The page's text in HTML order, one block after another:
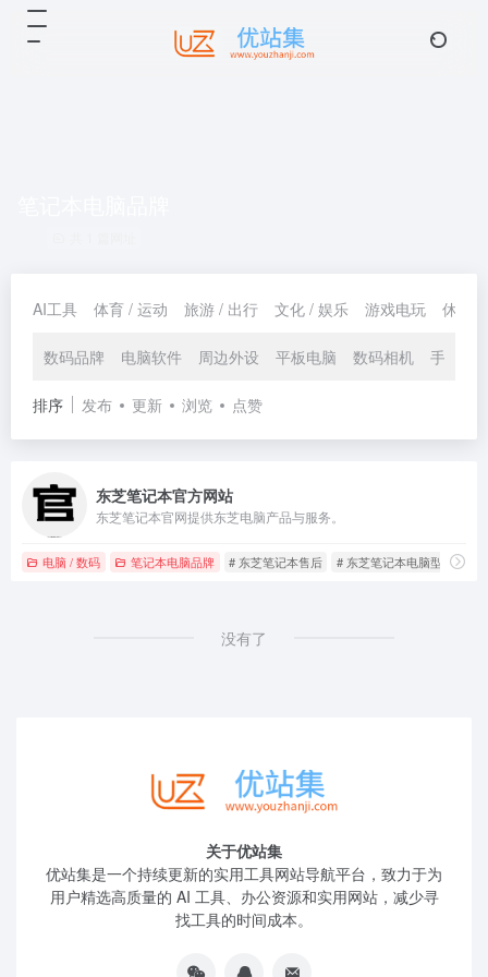
AI工具 体育 / 运动 旅游 / 出行 文化 / 娱乐 游戏电玩 休闲 /
数码品牌 电脑软件 周边外设 平板电脑 数码相机 手机品
排序 发布 更新 浏览 点赞
东芝笔记本官方网站
东芝笔记本官网提供东芝电脑产品与服务。
电脑 / 数码 笔记本电脑品牌 # 东芝笔记本售后 # 东芝笔记本电脑型号
没有了
关于优站集
优站集是一个持续更新的实用工具网站导航平台，致力于为
用户精选高质量的 AI 工具、办公资源和实用网站，减少寻
找工具的时间成本。